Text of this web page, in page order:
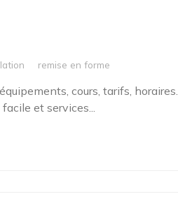
remise en forme
cours, tarifs, horaires.
et services...